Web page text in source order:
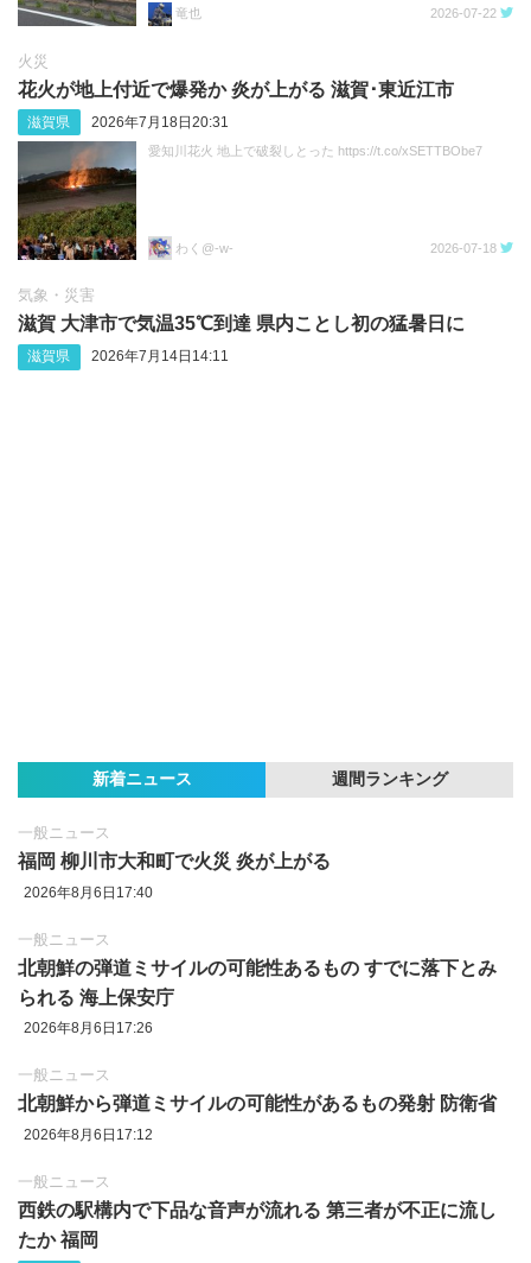
竜也 2026-07-22
火災
花火が地上付近で爆発か 炎が上がる 滋賀･東近江市
滋賀県 2026年7月18日20:31
愛知川花火 地上で破裂しとった https://t.co/xSETTBObe7
わく@-w- 2026-07-18
気象・災害
滋賀 大津市で気温35℃到達 県内ことし初の猛暑日に
滋賀県 2026年7月14日14:11
新着ニュース 週間ランキング
一般ニュース
福岡 柳川市大和町で火災 炎が上がる
2026年8月6日17:40
一般ニュース
北朝鮮の弾道ミサイルの可能性あるもの すでに落下とみ
られる 海上保安庁
2026年8月6日17:26
一般ニュース
北朝鮮から弾道ミサイルの可能性があるもの発射 防衛省
2026年8月6日17:12
一般ニュース
西鉄の駅構内で下品な音声が流れる 第三者が不正に流し
たか 福岡